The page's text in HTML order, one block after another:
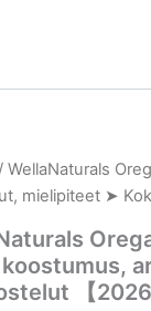
/ WellaNaturals
mielipiteet ➤
【2026